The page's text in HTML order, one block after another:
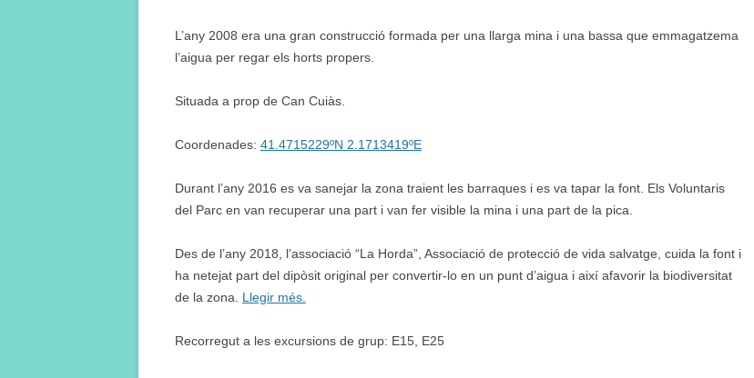
L’any 2008 era una gran construcció formada per una llarga mina i una bassa que emmagatzema
l’aigua per regar els horts propers.
Situada a prop de Can Cuiàs.
Coordenades: 41.4715229ºN 2.1713419ºE
Durant l’any 2016 es va sanejar la zona traient les barraques i es va tapar la font. Els Voluntaris
del Parc en van recuperar una part i van fer visible la mina i una part de la pica.
Des de l’any 2018, l’associació “La Horda”, Associació de protecció de vida salvatge, cuida la font i
ha netejat part del dipòsit original per convertir-lo en un punt d’aigua i així afavorir la biodiversitat
de la zona. Llegir més.
Recorregut a les excursions de grup: E15, E25